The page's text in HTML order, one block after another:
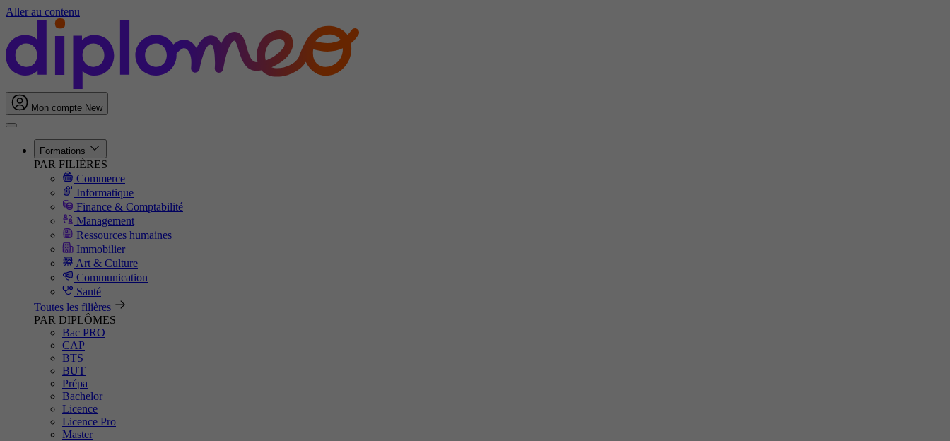
Aller au contenu
Mon compte New
Formations
PAR FILIÈRES
Commerce
Informatique
Finance & Comptabilité
Management
Ressources humaines
Immobilier
Art & Culture
Communication
Santé
Toutes les filières
PAR DIPLÔMES
Bac PRO
CAP
BTS
BUT
Prépa
Bachelor
Licence
Licence Pro
Master